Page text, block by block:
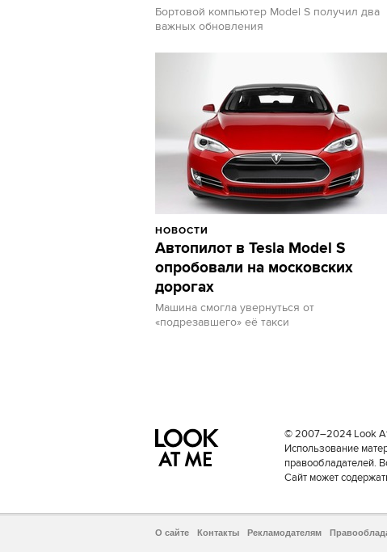
Бортовой компьютер Model S получил два
важных обновления
НОВОСТИ
Автопилот в Tesla Model S
опробовали на московских
дорогах
Машина смогла увернуться от
«подрезавшего» её такси
© 2007–2024 Look At
Использование
правообладателей.
Сайт может
О сайте Контакты Рекламодателям